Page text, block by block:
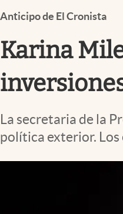
Clima
Mundial 2026
El Cronista Studio
Mediakit
abre en nueva pestaña
Anticipo de El Cronista
Karina
La secretaria de la
política exterior.